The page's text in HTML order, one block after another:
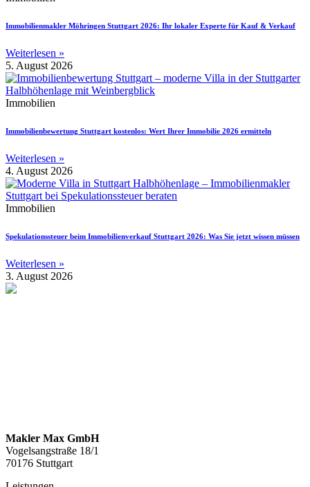
Immobilienmakler Möhringen Stuttgart 2026: Ihr lokaler Experte für Kauf & Verkauf
Weiterlesen »
5. August 2026
Immobilien
Immobilienbewertung Stuttgart kostenlos: Wert Ihrer Immobilie 2026 ermitteln
Weiterlesen »
4. August 2026
Immobilien
Spekulationssteuer beim Immobilienverkauf Stuttgart 2026: Was Sie jetzt wissen müssen
Weiterlesen »
3. August 2026
Makler Max GmbH
Vogelsangstraße 18/1
70176 Stuttgart